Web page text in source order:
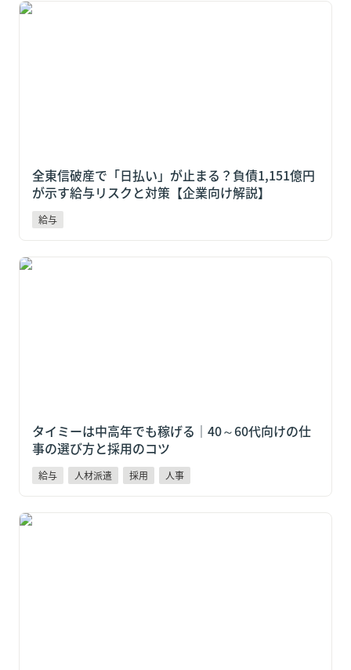
全東信破産で「日払い」が止まる？負債1,151億円が示
全東信破産で「日払い」が止まる？負債1,151億円
が示す給与リスクと対策【企業向け解説】
給与
タイミーは中高年でも稼げる｜40～60代向けの仕事の
タイミーは中高年でも稼げる｜40～60代向けの仕
事の選び方と採用のコツ
給与 人材派遣 採用 人事
タイミーはやめとけ？5つの理由と「それでも稼げる